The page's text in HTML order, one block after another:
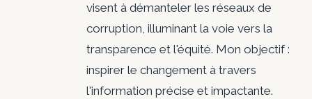
visent à démanteler les réseaux de
corruption, illuminant la voie vers la
transparence et l'équité. Mon objectif :
inspirer le changement à travers
l'information précise et impactante.